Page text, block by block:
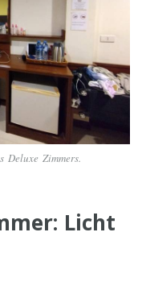
Deluxe Zimmers.
Licht